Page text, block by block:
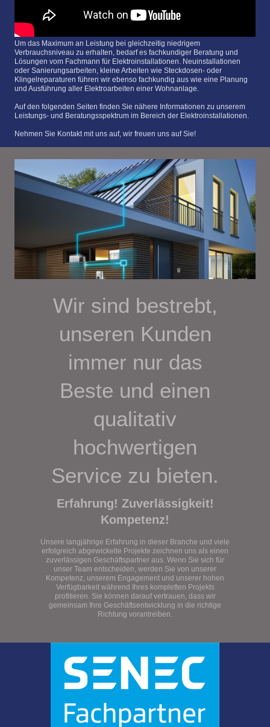
Um das Maximum an Leistung bei gleichzeitig niedrigem
Verbrauchsniveau zu erhalten, bedarf es fachkundiger Beratung und
Lösungen vom Fachmann für Elektroinstallationen. Neuinstallationen
oder Sanierungsarbeiten, kleine Arbeiten wie Steckdosen- oder
Klingelreparaturen führen wir ebenso fachkundig aus wie eine Planung
und Ausführung aller Elektroarbeiten einer Wohnanlage.
Auf den folgenden Seiten finden Sie nähere Informationen zu unserem
Leistungs- und Beratungsspektrum im Bereich der Elektroinstallationen.
Nehmen Sie Kontakt mit uns auf, wir freuen uns auf Sie!
Wir sind bestrebt,
unseren Kunden
immer nur das
Beste und einen
qualitativ
hochwertigen
Service zu bieten.
Erfahrung! Zuverlässigkeit!
Kompetenz!
Unsere langjährige Erfahrung in dieser Branche und viele
erfolgreich abgewickelte Projekte zeichnen uns als einen
zuverlässigen Geschäftspartner aus. Wenn Sie sich für
unser Team entscheiden, werden Sie von unserer
Kompetenz, unserem Engagement und unserer hohen
Verfügbarkeit während Ihres kompletten Projekts
profitieren. Sie können darauf vertrauen, dass wir
gemeinsam Ihre Geschäftsentwicklung in die richtige
Richtung vorantreiben.